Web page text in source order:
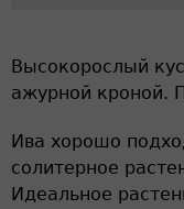
Высокорослый
ажурной кроной.
Ива хорошо
солитерное
Идеальное